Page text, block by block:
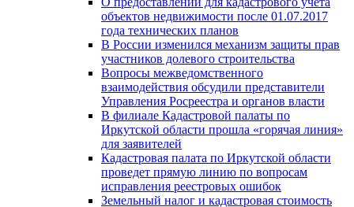
объектов недвижимости после 01.07.2017
года технических планов
В России изменился механизм защиты прав
участников долевого строительства
Вопросы межведомственного
взаимодействия обсудили представители
Управления Росреестра и органов власти
В филиале Кадастровой палаты по
Иркутской области прошла «горячая линия»
для заявителей
Кадастровая палата по Иркутской области
проведет прямую линию по вопросам
исправления реестровых ошибок
Земельный налог и кадастровая стоимость